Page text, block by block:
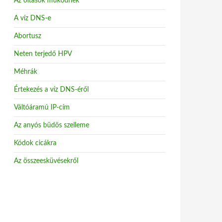
A víz DNS-e
Abortusz
Neten terjedő HPV
Méhrák
Értekezés a víz DNS-éről
Váltóáramú IP-cím
Az anyós büdös szelleme
Kódok cicákra
Az összeesküvésekről